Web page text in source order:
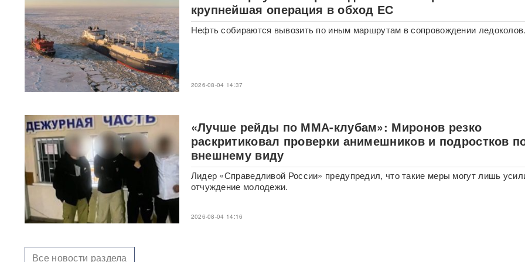
военные рельсы
Появилось видео мощного
пожара на АЗС в Ростове-на-
Дону, где сгорели десятки
автомобилей ВИДЕО
тысяч рублей из-за плана
«Ковер»
Reuters: КНДР может
разместить в России
ракетное подразделение для
ударов по Украине
В Красногорске раскрыта
«фабрика жалоб» c
крупнейшая операция в обход ЕС
Нефть собираются вывозить по иным маршрутам в сопровождении ледоколов.
2026-08-04 14:37
«Лучше рейды по ММА-клубам»: Миронов резко
раскритиковал проверки анимешников и подростков
внешнему виду
Лидер «Справедливой России» предупредил, что такие меры могут лишь
отчуждение молодежи.
2026-08-04 14:16
Все новости раздела